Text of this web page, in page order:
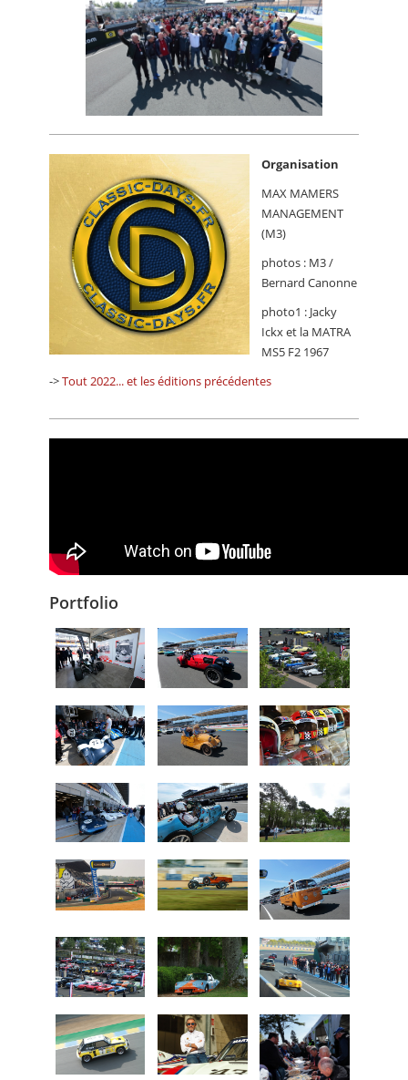
Organisation
MAX MAMERS
MANAGEMENT
(M3)
photos : M3 /
Bernard Canonne
photo1 : Jacky
Ickx et la MATRA
MS5 F2 1967
->Tout 2022... et les éditions précédentes
Portfolio